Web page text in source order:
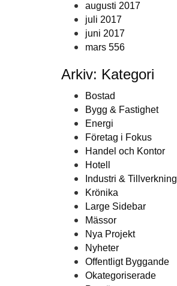
augusti 2017
juli 2017
juni 2017
mars 556
Arkiv: Kategori
Bostad
Bygg & Fastighet
Energi
Företag i Fokus
Handel och Kontor
Hotell
Industri & Tillverkning
Krönika
Large Sidebar
Mässor
Nya Projekt
Nyheter
Offentligt Byggande
Okategoriserade